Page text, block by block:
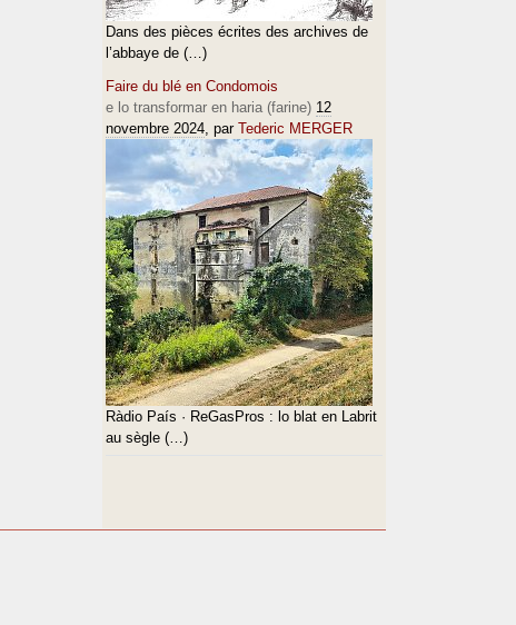
Dans des pièces écrites des archives de
l’abbaye de (…)
Faire du blé en Condomois
e lo transformar en haria (farine) 12
novembre 2024, par Tederic MERGER
Ràdio País · ReGasPros : lo blat en Labrit
au sègle (…)